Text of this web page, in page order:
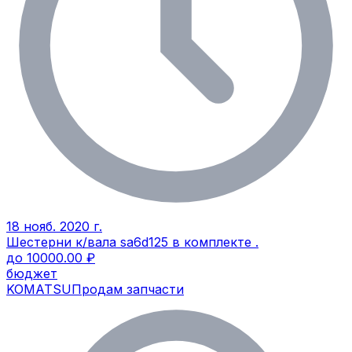
18 нояб. 2020 г.
Шестерни к/вала sa6d125 в комплекте .
до 10000.00 ₽
бюджет
KOMATSUПродам запчасти